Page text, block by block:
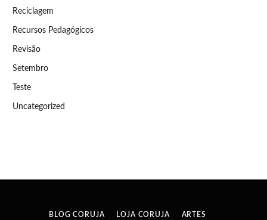
Reciclagem
Recursos Pedagógicos
Revisão
Setembro
Teste
Uncategorized
BLOG CORUJA LOJA CORUJA ARTES